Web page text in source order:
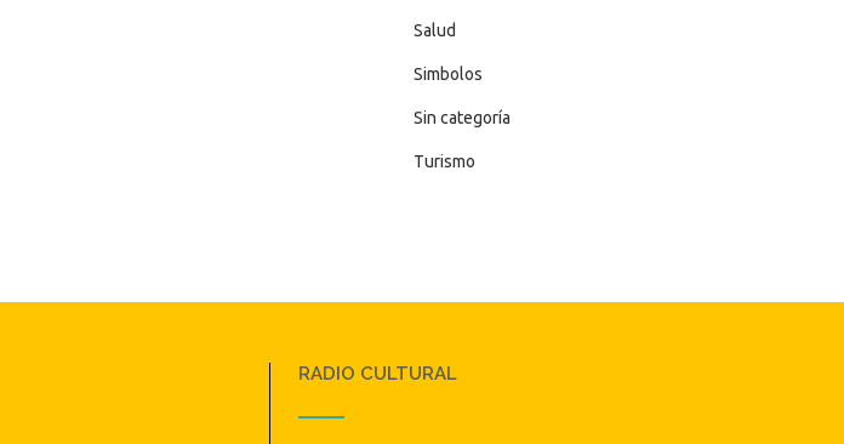
Salud
Simbolos
Sin categoría
Turismo
RADIO CULTURAL